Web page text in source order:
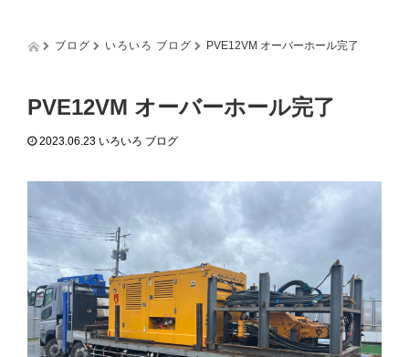
t
ブログ いろいろ ブログ PVE12VM オーバーホール完了
PVE12VM オーバーホール完了
2023.06.23 いろいろ ブログ